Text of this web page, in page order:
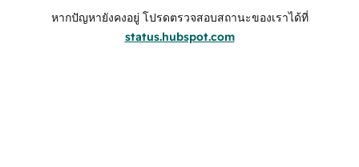
หากปัญหายังคงอยู่ โปรดตรวจสอบสถานะของเราได้ที่
status.hubspot.com